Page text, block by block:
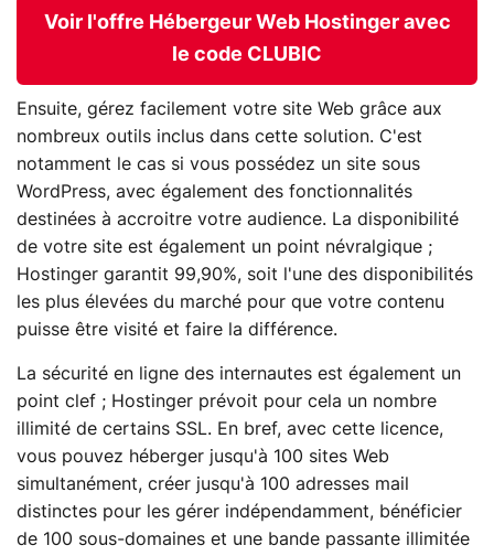
Voir l'offre Hébergeur Web Hostinger avec
le code CLUBIC
Ensuite, gérez facilement votre site Web grâce aux
nombreux outils inclus dans cette solution. C'est
notamment le cas si vous possédez un site sous
WordPress, avec également des fonctionnalités
destinées à accroitre votre audience. La disponibilité
de votre site est également un point névralgique ;
Hostinger garantit 99,90%, soit l'une des disponibilités
les plus élevées du marché pour que votre contenu
puisse être visité et faire la différence.
La sécurité en ligne des internautes est également un
point clef ; Hostinger prévoit pour cela un nombre
illimité de certains SSL. En bref, avec cette licence,
vous pouvez héberger jusqu'à 100 sites Web
simultanément, créer jusqu'à 100 adresses mail
distinctes pour les gérer indépendamment, bénéficier
de 100 sous-domaines et une bande passante illimitée